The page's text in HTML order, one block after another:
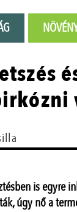
is egyre
úgy nő a